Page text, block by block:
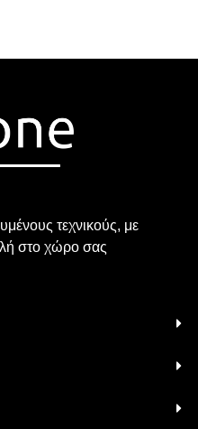
τεχνικούς, με
στο χώρο σας